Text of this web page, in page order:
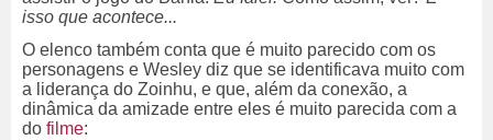
isso que acontece...
O elenco também conta que é muito parecido com os
personagens e Wesley diz que se identificava muito com
a liderança do Zoinhu, e que, além da conexão, a
dinâmica da amizade entre eles é muito parecida com a
do filme: